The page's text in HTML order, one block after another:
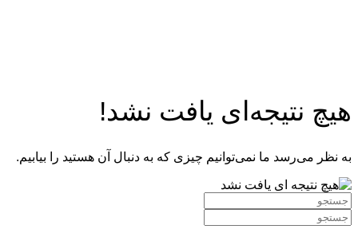
هیچ نتیجه‌ای یافت نشد!
به نظر می‌رسد ما نمی‌توانیم چیزی که به دنبال آن هستید را بیابیم.
جستجوی:
جستجوی: